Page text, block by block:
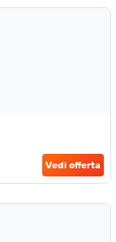
Vedi offerta